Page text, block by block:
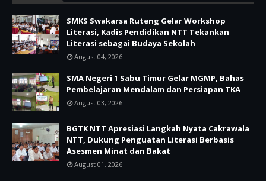
SMKS Swakarsa Ruteng Gelar Workshop
Literasi, Kadis Pendidikan NTT Tekankan
Literasi sebagai Budaya Sekolah
August 04, 2026
SMA Negeri 1 Sabu Timur Gelar MGMP, Bahas
Pembelajaran Mendalam dan Persiapan TKA
August 03, 2026
BGTK NTT Apresiasi Langkah Nyata Cakrawala
NTT, Dukung Penguatan Literasi Berbasis
Asesmen Minat dan Bakat
August 01, 2026